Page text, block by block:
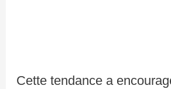
Cette tendance a